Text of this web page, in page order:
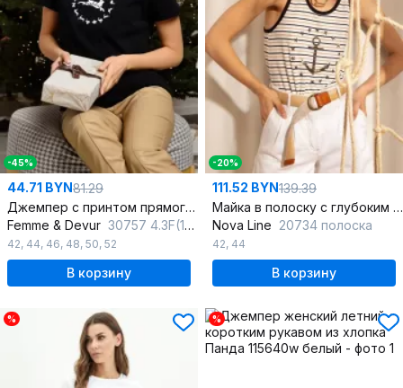
-45%
44.71 BYN81.29
Джемпер с принтом прямого силуэта из трикотажа и хлопка
Femme & Devur 30757 4.3F(170)
42, 44, 46, 48, 50, 52
В корзину
-20%
111.52 BYN139.39
Майка в полоску с глубоким вырезом из трикотажа
Nova Line 20734 полоска
42, 44
В корзину
% %